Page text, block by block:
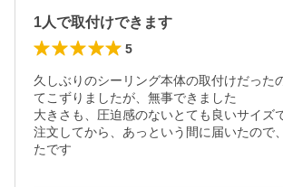
1人で取付けできます
5
久しぶりのシーリング本体の取付けだった
てこずりましたが、無事できました
大きさも、圧迫感のないとても良いサイズ
注文してから、あっという間に届いたので
たです